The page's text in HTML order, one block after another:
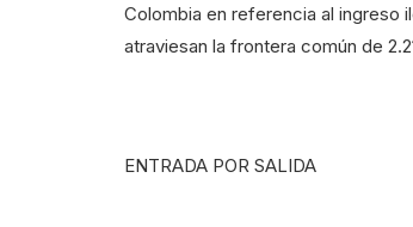
Colombia en referencia al ingreso
atraviesan la frontera común de
ENTRADA POR SALIDA